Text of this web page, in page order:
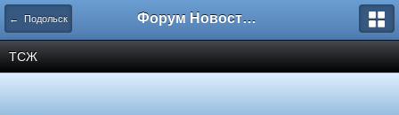
← Подольск Форум Новостройки
ТСЖ